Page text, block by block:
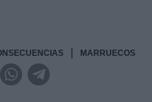
MARRUECOS